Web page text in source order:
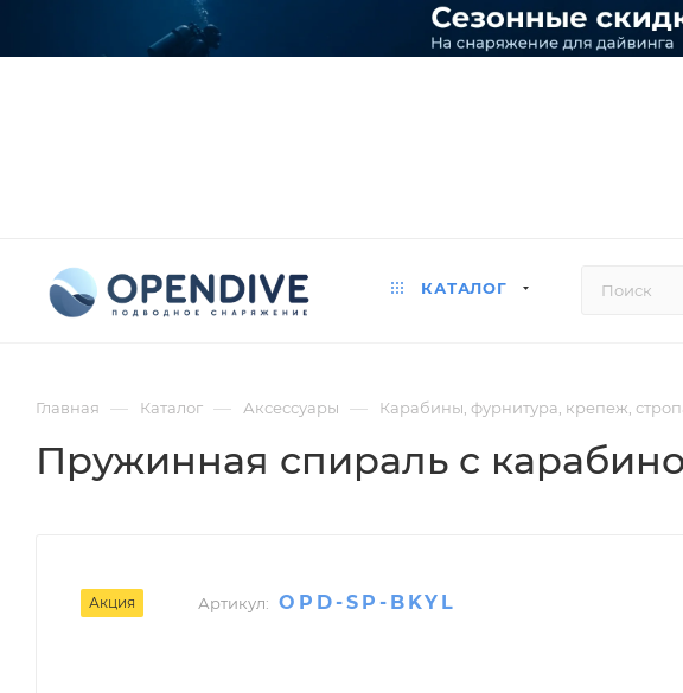
КАТАЛОГ
Главная — Каталог — Аксессуары — Карабины, фурнитура, крепеж,
Пружинная спираль с
Акция Артикул: OPD-SP-BKYL